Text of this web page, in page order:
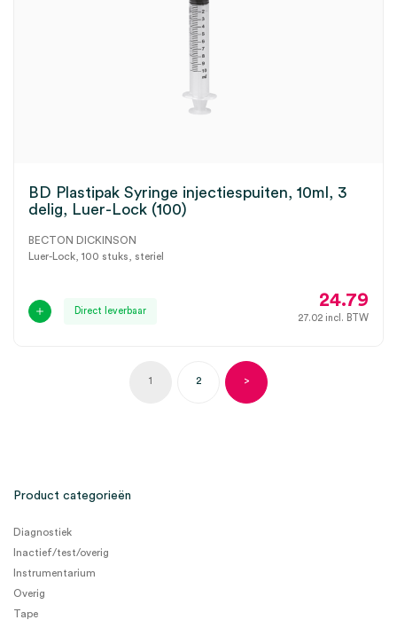
BD Plastipak Syringe injectiespuiten, 10ml, 3
delig, Luer-Lock (100)
BECTON DICKINSON
Luer-Lock, 100 stuks, steriel
Direct leverbaar
24.79
27.02 incl. BTW
1 2 >
Product categorieën
Diagnostiek
Inactief/test/overig
Instrumentarium
Overig
Tape